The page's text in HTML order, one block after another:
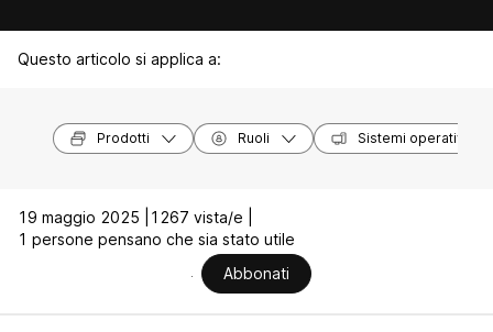
Questo articolo si applica a:
Prodotti Ruoli Sistemi operativi
19 maggio 2025 |
1267 vista/e |
1 persone pensano che sia stato utile
Abbonati